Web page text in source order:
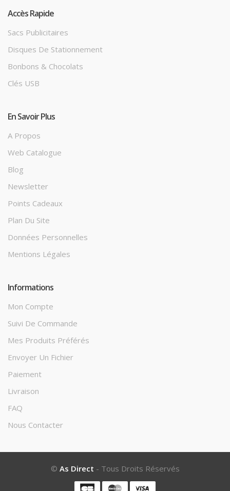
Accès Rapide
Sacs Publicitaires
Disques De Stationnement
Bonbons & Chocolats
Clés USB
En Savoir Plus
A Propos
Web Catalogue
Blog
Newsletter
Points Cadeaux
Plan Du Site
Données Personnelles
Mentions Légales
Informations
Mon Compte
Suivi De Commande
Mes Produits Préférés
Envoyer Un Fichier
Paiement
Livraison
FAQ
Nous Contacter
© As Direct - Tous Droits Réservés